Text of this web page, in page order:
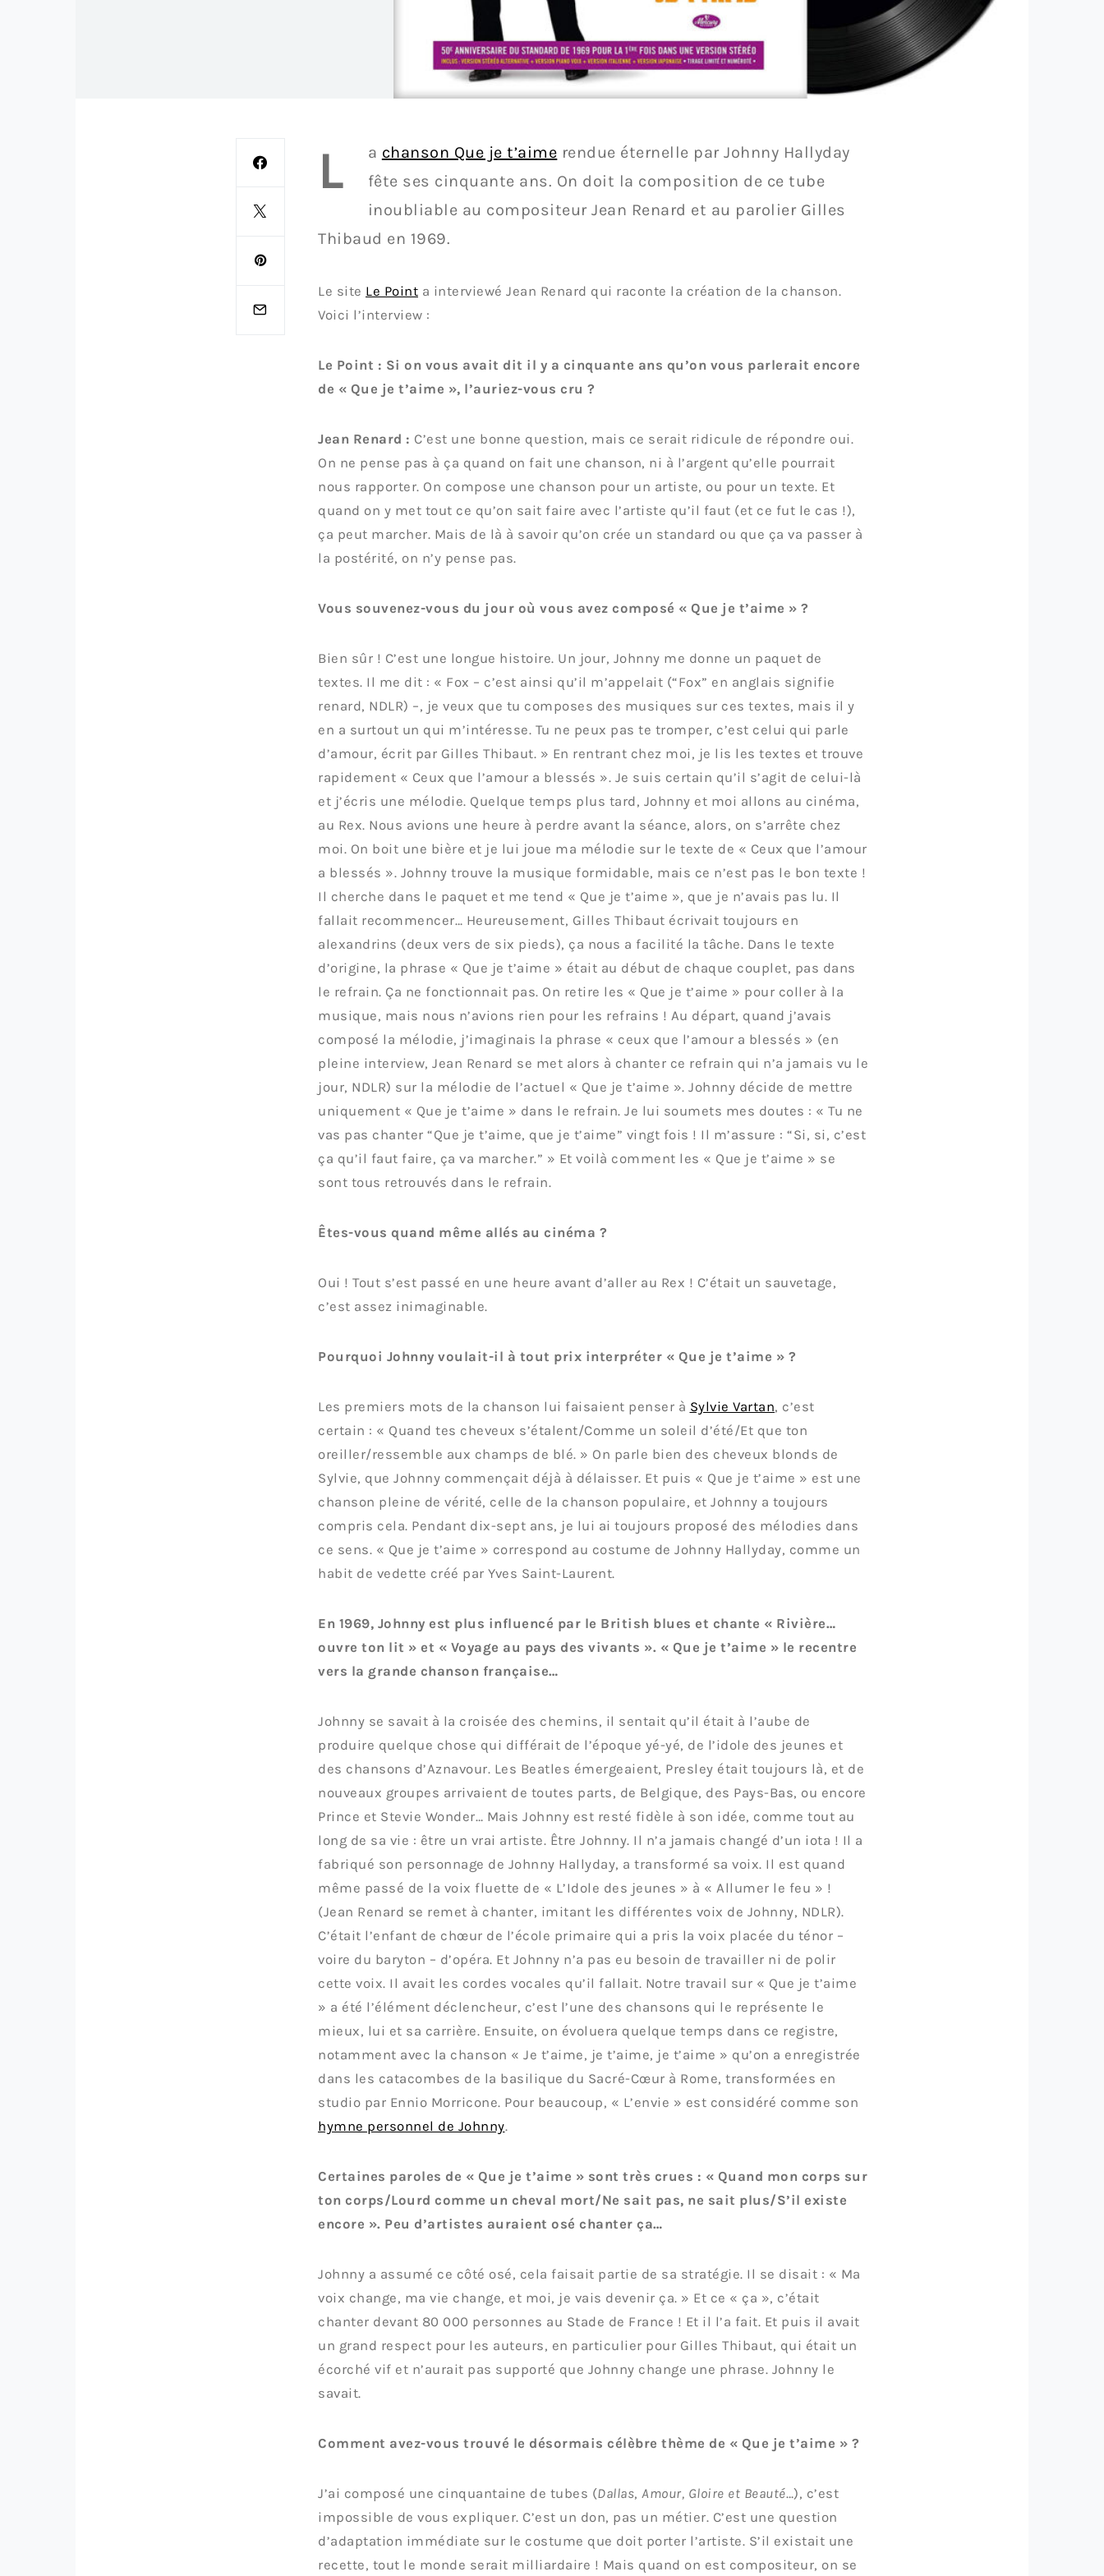
L a chanson Que je t’aime rendue éternelle par Johnny Hallyday
fête ses cinquante ans. On doit la composition de ce tube
inoubliable au compositeur Jean Renard et au parolier Gilles
Thibaud en 1969.
Le site Le Point a interviewé Jean Renard qui raconte la création de la chanson.
Voici l’interview :
Le Point : Si on vous avait dit il y a cinquante ans qu’on vous parlerait encore
de « Que je t’aime », l’auriez-vous cru ?
Jean Renard : C’est une bonne question, mais ce serait ridicule de répondre oui.
On ne pense pas à ça quand on fait une chanson, ni à l’argent qu’elle pourrait
nous rapporter. On compose une chanson pour un artiste, ou pour un texte. Et
quand on y met tout ce qu’on sait faire avec l’artiste qu’il faut (et ce fut le cas !),
ça peut marcher. Mais de là à savoir qu’on crée un standard ou que ça va passer à
la postérité, on n’y pense pas.
Vous souvenez-vous du jour où vous avez composé « Que je t’aime » ?
Bien sûr ! C’est une longue histoire. Un jour, Johnny me donne un paquet de
textes. Il me dit : « Fox – c’est ainsi qu’il m’appelait (“Fox” en anglais signifie
renard, NDLR) –, je veux que tu composes des musiques sur ces textes, mais il y
en a surtout un qui m’intéresse. Tu ne peux pas te tromper, c’est celui qui parle
d’amour, écrit par Gilles Thibaut. » En rentrant chez moi, je lis les textes et trouve
rapidement « Ceux que l’amour a blessés ». Je suis certain qu’il s’agit de celui-là
et j’écris une mélodie. Quelque temps plus tard, Johnny et moi allons au cinéma,
au Rex. Nous avions une heure à perdre avant la séance, alors, on s’arrête chez
moi. On boit une bière et je lui joue ma mélodie sur le texte de « Ceux que l’amour
a blessés ». Johnny trouve la musique formidable, mais ce n’est pas le bon texte !
Il cherche dans le paquet et me tend « Que je t’aime », que je n’avais pas lu. Il
fallait recommencer… Heureusement, Gilles Thibaut écrivait toujours en
alexandrins (deux vers de six pieds), ça nous a facilité la tâche. Dans le texte
d’origine, la phrase « Que je t’aime » était au début de chaque couplet, pas dans
le refrain. Ça ne fonctionnait pas. On retire les « Que je t’aime » pour coller à la
musique, mais nous n’avions rien pour les refrains ! Au départ, quand j’avais
composé la mélodie, j’imaginais la phrase « ceux que l’amour a blessés » (en
pleine interview, Jean Renard se met alors à chanter ce refrain qui n’a jamais vu le
jour, NDLR) sur la mélodie de l’actuel « Que je t’aime ». Johnny décide de mettre
uniquement « Que je t’aime » dans le refrain. Je lui soumets mes doutes : « Tu ne
vas pas chanter “Que je t’aime, que je t’aime” vingt fois ! Il m’assure : “Si, si, c’est
ça qu’il faut faire, ça va marcher.” » Et voilà comment les « Que je t’aime » se
sont tous retrouvés dans le refrain.
Êtes-vous quand même allés au cinéma ?
Oui ! Tout s’est passé en une heure avant d’aller au Rex ! C’était un sauvetage,
c’est assez inimaginable.
Pourquoi Johnny voulait-il à tout prix interpréter « Que je t’aime » ?
Les premiers mots de la chanson lui faisaient penser à Sylvie Vartan, c’est
certain : « Quand tes cheveux s’étalent/Comme un soleil d’été/Et que ton
oreiller/ressemble aux champs de blé. » On parle bien des cheveux blonds de
Sylvie, que Johnny commençait déjà à délaisser. Et puis « Que je t’aime » est une
chanson pleine de vérité, celle de la chanson populaire, et Johnny a toujours
compris cela. Pendant dix-sept ans, je lui ai toujours proposé des mélodies dans
ce sens. « Que je t’aime » correspond au costume de Johnny Hallyday, comme un
habit de vedette créé par Yves Saint-Laurent.
En 1969, Johnny est plus influencé par le British blues et chante « Rivière…
ouvre ton lit » et « Voyage au pays des vivants ». « Que je t’aime » le recentre
vers la grande chanson française…
Johnny se savait à la croisée des chemins, il sentait qu’il était à l’aube de
produire quelque chose qui différait de l’époque yé-yé, de l’idole des jeunes et
des chansons d’Aznavour. Les Beatles émergeaient, Presley était toujours là, et de
nouveaux groupes arrivaient de toutes parts, de Belgique, des Pays-Bas, ou encore
Prince et Stevie Wonder… Mais Johnny est resté fidèle à son idée, comme tout au
long de sa vie : être un vrai artiste. Être Johnny. Il n’a jamais changé d’un iota ! Il a
fabriqué son personnage de Johnny Hallyday, a transformé sa voix. Il est quand
même passé de la voix fluette de « L’Idole des jeunes » à « Allumer le feu » !
(Jean Renard se remet à chanter, imitant les différentes voix de Johnny, NDLR).
C’était l’enfant de chœur de l’école primaire qui a pris la voix placée du ténor –
voire du baryton – d’opéra. Et Johnny n’a pas eu besoin de travailler ni de polir
cette voix. Il avait les cordes vocales qu’il fallait. Notre travail sur « Que je t’aime
» a été l’élément déclencheur, c’est l’une des chansons qui le représente le
mieux, lui et sa carrière. Ensuite, on évoluera quelque temps dans ce registre,
notamment avec la chanson « Je t’aime, je t’aime, je t’aime » qu’on a enregistrée
dans les catacombes de la basilique du Sacré-Cœur à Rome, transformées en
studio par Ennio Morricone. Pour beaucoup, « L’envie » est considéré comme son
hymne personnel de Johnny.
Certaines paroles de « Que je t’aime » sont très crues : « Quand mon corps sur
ton corps/Lourd comme un cheval mort/Ne sait pas, ne sait plus/S’il existe
encore ». Peu d’artistes auraient osé chanter ça…
Johnny a assumé ce côté osé, cela faisait partie de sa stratégie. Il se disait : « Ma
voix change, ma vie change, et moi, je vais devenir ça. » Et ce « ça », c’était
chanter devant 80 000 personnes au Stade de France ! Et il l’a fait. Et puis il avait
un grand respect pour les auteurs, en particulier pour Gilles Thibaut, qui était un
écorché vif et n’aurait pas supporté que Johnny change une phrase. Johnny le
savait.
Comment avez-vous trouvé le désormais célèbre thème de « Que je t’aime » ?
J’ai composé une cinquantaine de tubes (Dallas, Amour, Gloire et Beauté…), c’est
impossible de vous expliquer. C’est un don, pas un métier. C’est une question
d’adaptation immédiate sur le costume que doit porter l’artiste. S’il existait une
recette, tout le monde serait milliardaire ! Mais quand on est compositeur, on se